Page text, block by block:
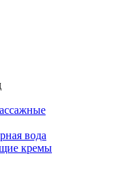
вода
кремы